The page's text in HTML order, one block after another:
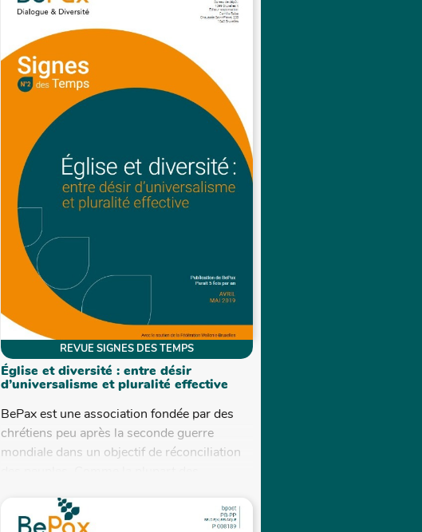
REVUE SIGNES DES TEMPS
Église et diversité : entre désir
d’universalisme et pluralité effective
BePax est une association fondée par des
chrétiens peu après la seconde guerre
mondiale dans un objectif de réconciliation